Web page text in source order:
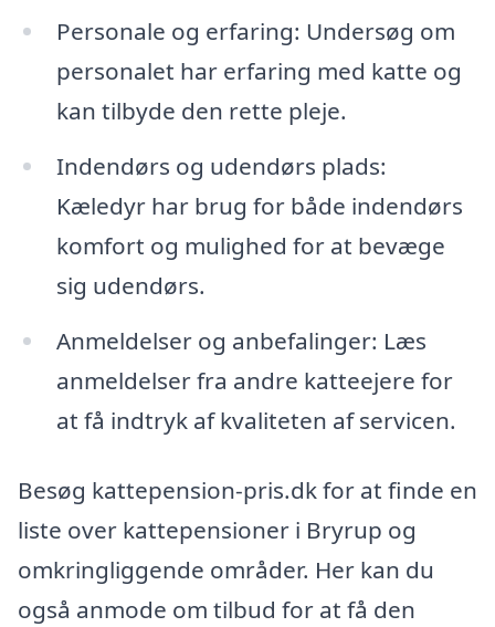
Personale og erfaring: Undersøg om
personalet har erfaring med katte og
kan tilbyde den rette pleje.
Indendørs og udendørs plads:
Kæledyr har brug for både indendørs
komfort og mulighed for at bevæge
sig udendørs.
Anmeldelser og anbefalinger: Læs
anmeldelser fra andre katteejere for
at få indtryk af kvaliteten af servicen.
Besøg kattepension-pris.dk for at finde en
liste over kattepensioner i Bryrup og
omkringliggende områder. Her kan du
også anmode om tilbud for at få den